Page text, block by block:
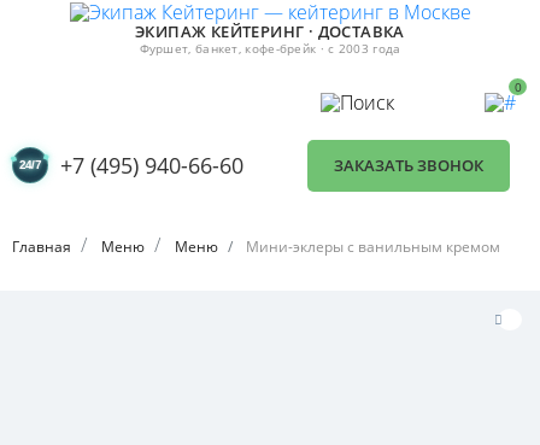
ЭКИПАЖ КЕЙТЕРИНГ · ДОСТАВКА
Фуршет, банкет, кофе-брейк · с 2003 года
0
+7 (495) 940-66-60 ЗАКАЗАТЬ ЗВОНОК
Главная Меню Меню Мини-эклеры с ванильным кремом